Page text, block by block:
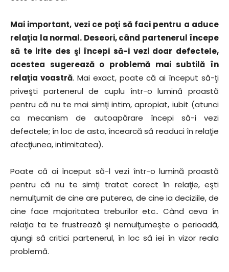
Mai important, vezi ce poţi să faci pentru a aduce
relaţia la normal. Deseori, când partenerul începe
să te irite des şi începi să-i vezi doar defectele,
acestea sugerează o problemă mai subtilă în
relaţia voastră. Mai exact, poate că ai început să-ţi
priveşti partenerul de cuplu într-o lumină proastă
pentru că nu te mai simţi intim, apropiat, iubit (atunci
ca mecanism de autoapărare începi să-i vezi
defectele; în loc de asta, încearcă să readuci în relaţie
afecţiunea, intimitatea).
Poate că ai început să-l vezi într-o lumină proastă
pentru că nu te simţi tratat corect în relaţie, eşti
nemulţumit de cine are puterea, de cine ia deciziile, de
cine face majoritatea treburilor etc.. Când ceva în
relaţia ta te frustrează şi nemulţumeşte o perioadă,
ajungi să critici partenerul, în loc să iei în vizor reala
problemă.